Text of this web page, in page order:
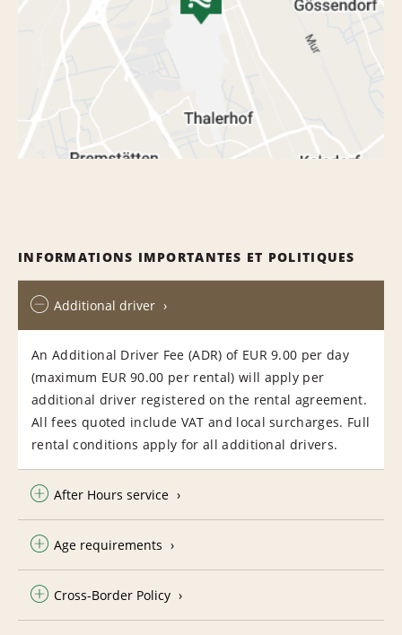
INFORMATIONS IMPORTANTES ET POLITIQUES
Additional driver
An Additional Driver Fee (ADR) of EUR 9.00 per day
(maximum EUR 90.00 per rental) will apply per
additional driver registered on the rental agreement.
All fees quoted include VAT and local surcharges. Full
rental conditions apply for all additional drivers.
After Hours service
Age requirements
Cross-Border Policy